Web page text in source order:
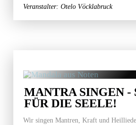
Veranstalter: Otelo Vöcklabruck
MANTRA SINGEN -
FÜR DIE SEELE!
Wir singen Mantren, Kraft und